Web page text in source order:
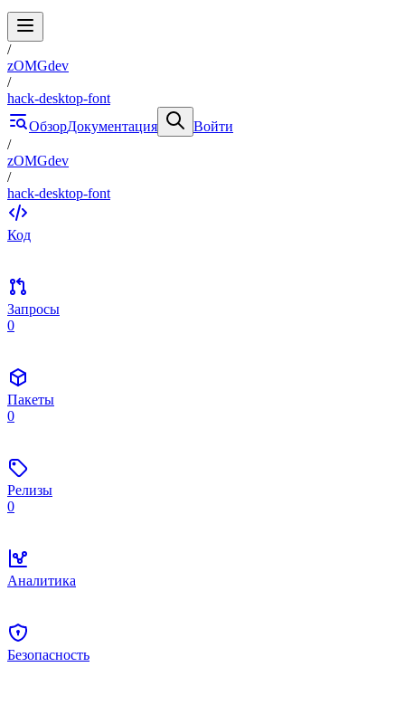
/
zOMGdev
/
hack-desktop-font
ОбзорДокументация
Войти
/
zOMGdev
/
hack-desktop-font
Код
Запросы
0
Пакеты
0
Релизы
0
Аналитика
Безопасность